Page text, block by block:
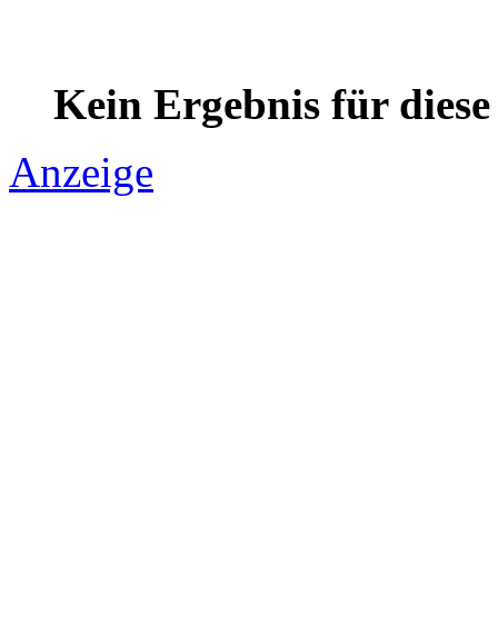
Kein Ergebnis für
Anzeige